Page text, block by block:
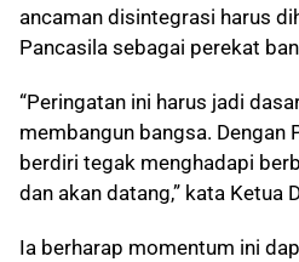
ancaman disintegrasi harus
Pancasila sebagai perekat
“Peringatan ini harus jadi
membangun bangsa. Dengan
berdiri tegak menghadapi
dan akan datang,” kata Ketua
Ia berharap momentum ini